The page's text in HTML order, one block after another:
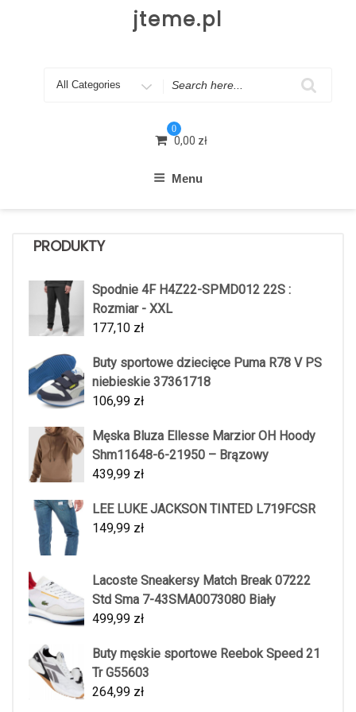
jteme.pl
Search
0
0,00 zł
Menu
PRODUKTY
Spodnie 4F H4Z22-SPMD012 22S :
Rozmiar - XXL
177,10 zł
Buty sportowe dziecięce Puma R78 V PS
niebieskie 37361718
106,99 zł
Męska Bluza Ellesse Marzior OH Hoody
Shm11648-6-21950 – Brązowy
439,99 zł
LEE LUKE JACKSON TINTED L719FCSR
149,99 zł
Lacoste Sneakersy Match Break 07222
Std Sma 7-43SMA0073080 Biały
499,99 zł
Buty męskie sportowe Reebok Speed 21
Tr G55603
264,99 zł